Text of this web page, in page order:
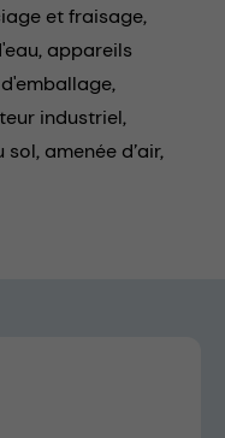
et fraisage,
appareils
industriel,
sol, amenée d’air,